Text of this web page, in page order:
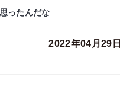
ったんだな
2022年04月29日